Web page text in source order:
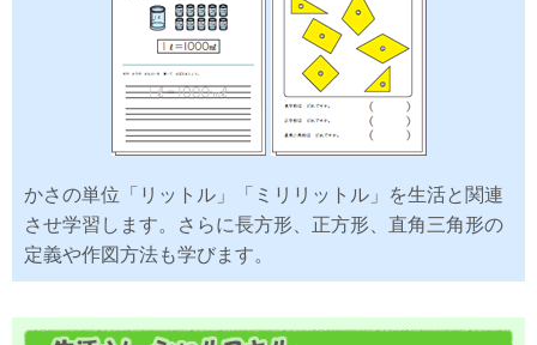
かさの単位「リットル」「ミリリットル」を生活と関連
させ学習します。さらに長方形、正方形、直角三角形の
定義や作図方法も学びます。